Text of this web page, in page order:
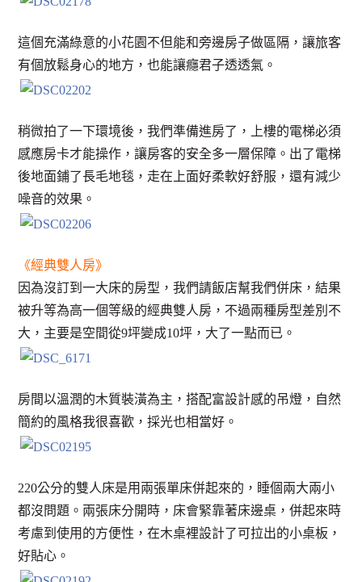
這個充滿綠意的小花園不但能和旁邊房子做區隔，讓旅客
有個放鬆身心的地方，也能讓癮君子透透氣。
稍微拍了一下環境後，我們準備進房了，上樓的電梯必須
感應房卡才能操作，讓房客的安全多一層保障。出了電梯
後地面鋪了長毛地毯，走在上面好柔軟好舒服，還有減少
噪音的效果。
《經典雙人房》
因為沒訂到一大床的房型，我們請飯店幫我們併床，結果
被升等為高一個等級的經典雙人房，不過兩種房型差別不
大，主要是空間從9坪變成10坪，大了一點而已。
房間以溫潤的木質裝潢為主，搭配富設計感的吊燈，自然
簡約的風格我很喜歡，採光也相當好。
220公分的雙人床是用兩張單床併起來的，睡個兩大兩小
都沒問題。兩張床分開時，床會緊靠著床邊桌，併起來時
考慮到使用的方便性，在木桌裡設計了可拉出的小桌板，
好貼心。